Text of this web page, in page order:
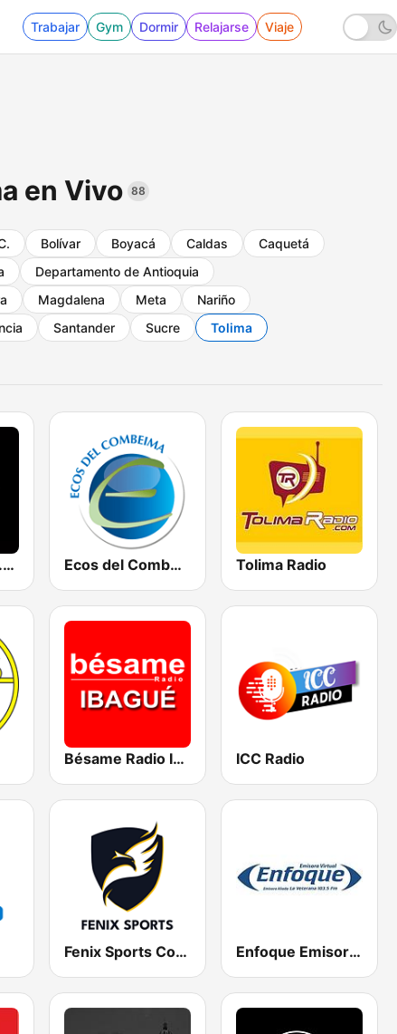
Trabajar Gym Dormir Relajarse Viaje
en Vivo 88
Bolívar Boyacá Caldas
Caquetá
Departamento de Antioquia
Magdalena Meta
Nariño
Santander Sucre
Tolima
La Patrona 102.5 FM Ecos del Combeima 790 AM Tolima Radio
Bésame Radio Ibagué ICC Radio
Fenix Sports Colombia Enfoque Emisora Virtual